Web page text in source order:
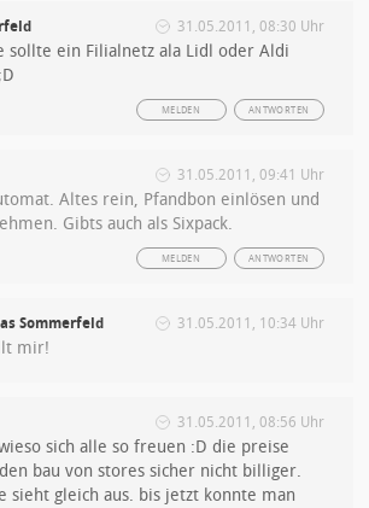
31.05.2011, 08:30 Uhr
sollte ein Filialnetz ala Lidl oder Aldi
ANTWORTEN
MELDEN
31.05.2011, 09:41 Uhr
Altes rein, Pfandbon einlösen und
Gibts auch als Sixpack.
ANTWORTEN
MELDEN
Sommerfeld 31.05.2011, 10:34 Uhr
mir!
31.05.2011, 08:56 Uhr
sich alle so freuen :D die preise
bau von stores sicher nicht billiger.
sieht gleich aus. bis jetzt konnte man